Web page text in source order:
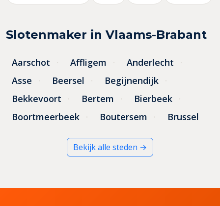
Slotenmaker in Vlaams-Brabant
Aarschot Affligem
Anderlecht
Asse
Beersel
Begijnendijk
Bekkevoort
Bertem
Bierbeek
Boortmeerbeek
Boutersem Brussel
Bekijk alle steden →